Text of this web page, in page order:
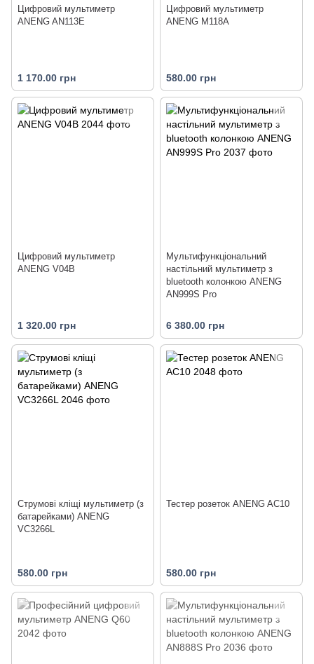
Цифровий мультиметр
ANENG AN113E
1 170.00 грн
Цифровий мультиметр
ANENG M118A
580.00 грн
Цифровий мультиметр
ANENG V04B
1 320.00 грн
Мультифункціональний
настільний мультиметр з
bluetooth колонкою ANENG
AN999S Pro
6 380.00 грн
Струмові кліщі мультиметр (з
батарейками) ANENG
VC3266L
580.00 грн
Тестер розеток ANENG AC10
580.00 грн